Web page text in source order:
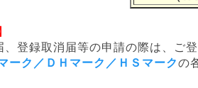
登録取消届等の申請の際は、ご
ーク／ＤＨマーク／ＨＳマークの